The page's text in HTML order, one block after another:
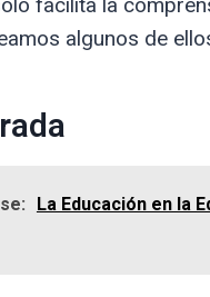
algunos de
La Educación en la